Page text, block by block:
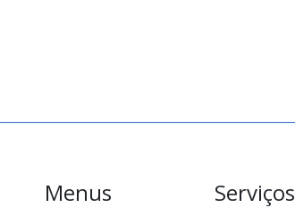
Menus Serviços